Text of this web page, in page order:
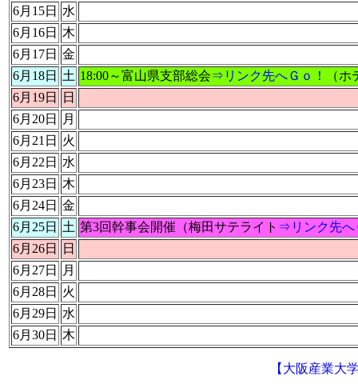
6月15日
水
6月16日
木
6月17日 金
6月18日
土 18:00～富山県支部総会⇒リンク先へＧｏ！
（
6月19日
日
6月20日
月
6月21日
火
6月22日
水
6月23日
木
6月24日 金
6月25日
土 第3回幹事会開催（梅田サテライト ⇒リンク先へ
6月26日
日
6月27日
月
6月28日
火
6月29日
水
6月30日
木
【大阪産業